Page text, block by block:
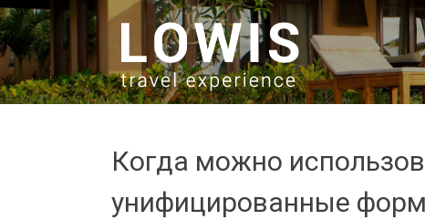
SKIP TO CONTENT
Когда можно
унифицированные